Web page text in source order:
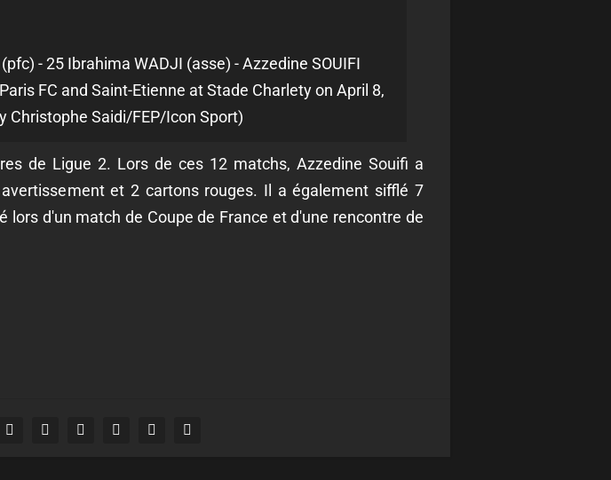
- 25 Ibrahima WADJI (asse) - Azzedine SOUIFI
FC and Saint-Etienne at Stade Charlety on April 8,
Christophe Saidi/FEP/Icon Sport)
de Ligue 2. Lors de ces 12 matchs, Azzedine Souifi a
et 2 cartons rouges. Il a également sifflé 7
d'un match de Coupe de France et d'une rencontre de